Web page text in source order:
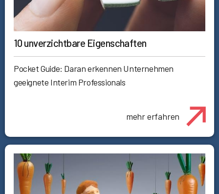
10 unverzichtbare Eigenschaften
Pocket Guide: Daran erkennen Unternehmen
geeignete Interim Professionals
mehr erfahren